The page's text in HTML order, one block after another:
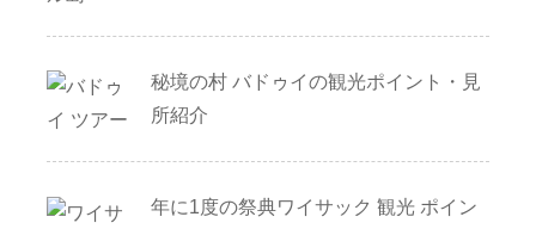
秘境の村 バドゥイの観光ポイント・見
所紹介
年に1度の祭典ワイサック 観光 ポイン